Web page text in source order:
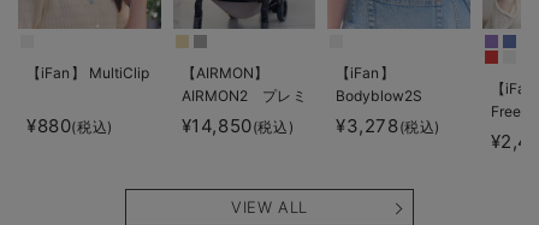
【iFan】 MultiClip
¥880(税込)
【AIRMON】
AIRMON2 プレミ
アム
¥14,850(税込)
【iFan】
Bodyblow2S
¥3,278(税込)
【
Freeze
VIEW ALL